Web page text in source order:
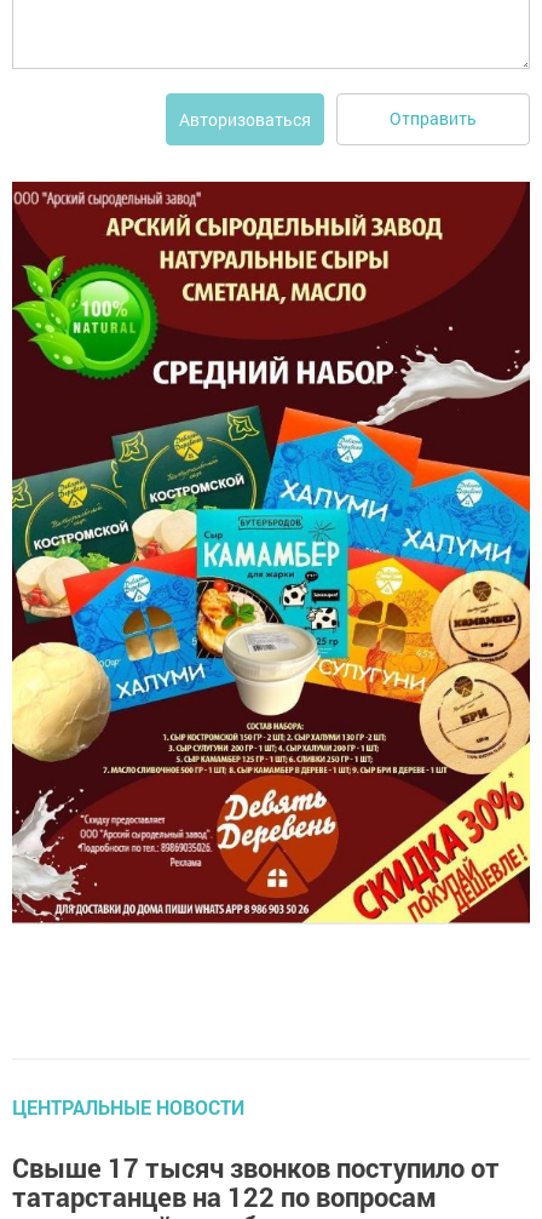
Авторизоваться Отправить
ЦЕНТРАЛЬНЫЕ НОВОСТИ
Свыше 17 тысяч звонков поступило от
татарстанцев на 122 по вопросам